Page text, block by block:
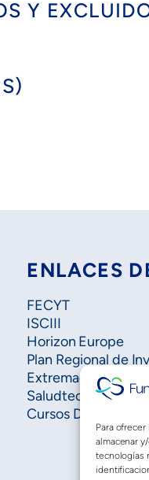
Para
almacenar
tecnologías
Y
ENLACES
FECYT
ISCIII
Horizon Europe
Plan Regional de
Extremadura Salud
Saludteca
Cursos DOE